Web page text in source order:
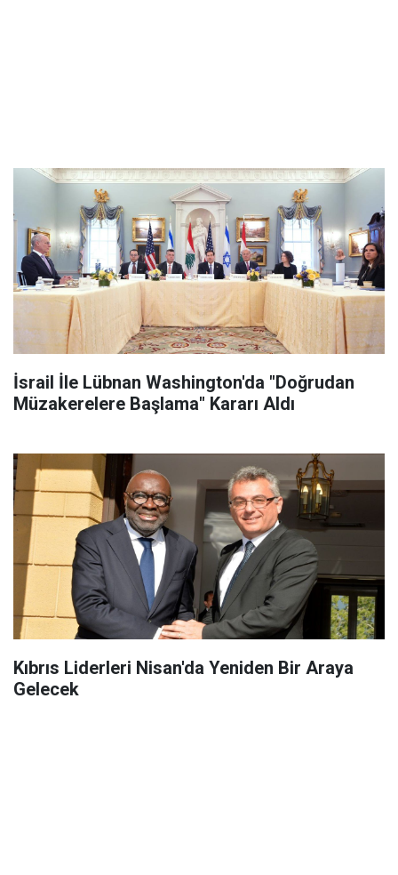
İsrail İle Lübnan Washington'da "Doğrudan
Müzakerelere Başlama" Kararı Aldı
Kıbrıs Liderleri Nisan'da Yeniden Bir Araya
Gelecek